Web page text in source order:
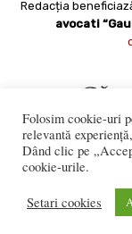
Redacția
avocati
numai cu acordul
Folosim cookie-uri
relevantă
Dând clic pe
cookie-urile.
Setari cookies